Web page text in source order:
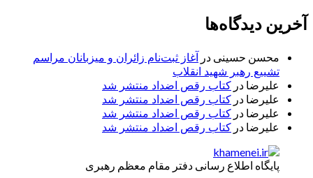
آخرین دیدگاه‌ها
محسن حسینی در آغاز ثبت‌نام زائران و میزبانان مراسم
تشییع رهبر شهید انقلاب
علیرضا در کتاب رقص اضداد منتشر شد
علیرضا در کتاب رقص اضداد منتشر شد
علیرضا در کتاب رقص اضداد منتشر شد
علیرضا در کتاب رقص اضداد منتشر شد
پایگاه اطلاع رسانی دفتر مقام معظم رهبری